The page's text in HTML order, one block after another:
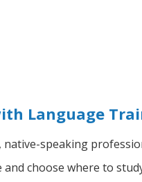
Language
native-speaking
and choose where to